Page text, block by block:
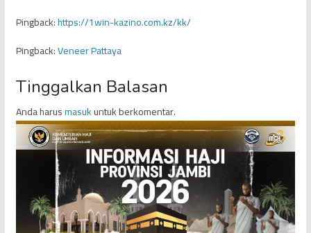
Pingback:https://1win-kazino.com.kz/kk/
Pingback:Veneer Pattaya
Tinggalkan Balasan
Anda harusmasukuntuk berkomentar.